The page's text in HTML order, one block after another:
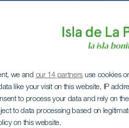
we and our 14 partners use cookies
like your visit on this website, IP
to process your data and rely on
to data processing based on
on this website.